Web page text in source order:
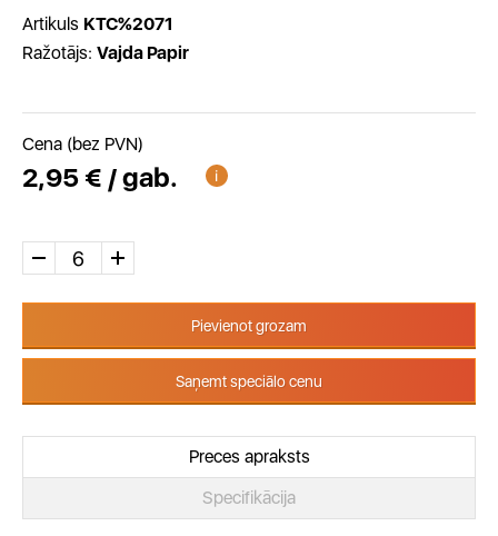
Artikuls KTC%2071
Ražotājs: Vajda Papir
Cena (bez PVN)
2,95 € / gab.
Pievienot grozam
Saņemt speciālo cenu
Preces apraksts
Specifikācija